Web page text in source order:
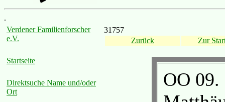
.
Verdener Familienforscher
e.V.
Startseite
Direktsuche Name und/oder
Ort
31757
Zurück
Zur
OO